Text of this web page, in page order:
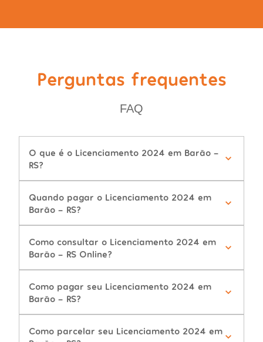
Perguntas frequentes
FAQ
O que é o Licenciamento 2024 em Barão -
RS?
Quando pagar o Licenciamento 2024 em
Barão - RS?
Como consultar o Licenciamento 2024 em
Barão - RS Online?
Como pagar seu Licenciamento 2024 em
Barão - RS?
Como parcelar seu Licenciamento 2024 em